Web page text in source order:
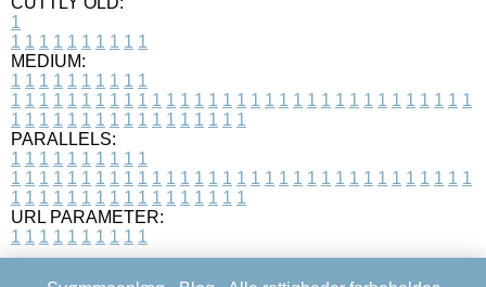
1
1 1 1 1 1 1 1 1 1 1
MEDIUM:
1 1 1 1 1 1 1 1 1 1
1 1 1 1 1 1 1 1 1 1 1 1 1 1 1 1 1 1 1 1 1 1 1 1 1 1 1 1 1 1 1 1 1
1 1 1 1 1 1 1 1 1 1 1 1 1 1 1 1 1
PARALLELS:
1 1 1 1 1 1 1 1 1 1
1 1 1 1 1 1 1 1 1 1 1 1 1 1 1 1 1 1 1 1 1 1 1 1 1 1 1 1 1 1 1 1 1
1 1 1 1 1 1 1 1 1 1 1 1 1 1 1 1 1
URL PARAMETER:
1 1 1 1 1 1 1 1 1 1